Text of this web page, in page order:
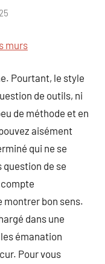
murs
Pourtant, le style
de outils, ni
de méthode et en
aisément
qui ne se
question de se
compte
montrer bon sens.
dans une
émanation
Pour vous